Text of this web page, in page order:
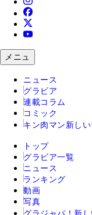
メニュ
ニュース
グラビア
連載コラム
コミック
キン肉マン 新し
トップ
グラビア一覧
ニュース
ランキング
動画
写真